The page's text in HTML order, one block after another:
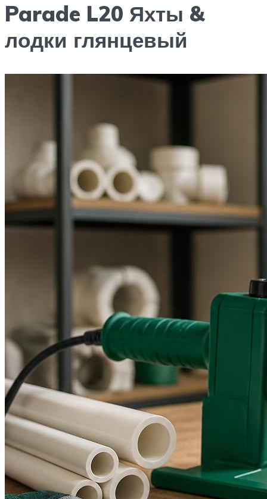
Parade L20 Яхты &
лодки глянцевый